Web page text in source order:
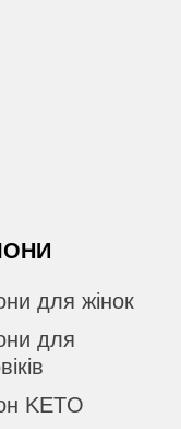
для жінок
для
KETO